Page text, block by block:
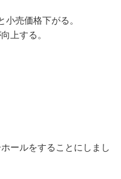
売価格下がる。
上する。
ールをすることにしまし